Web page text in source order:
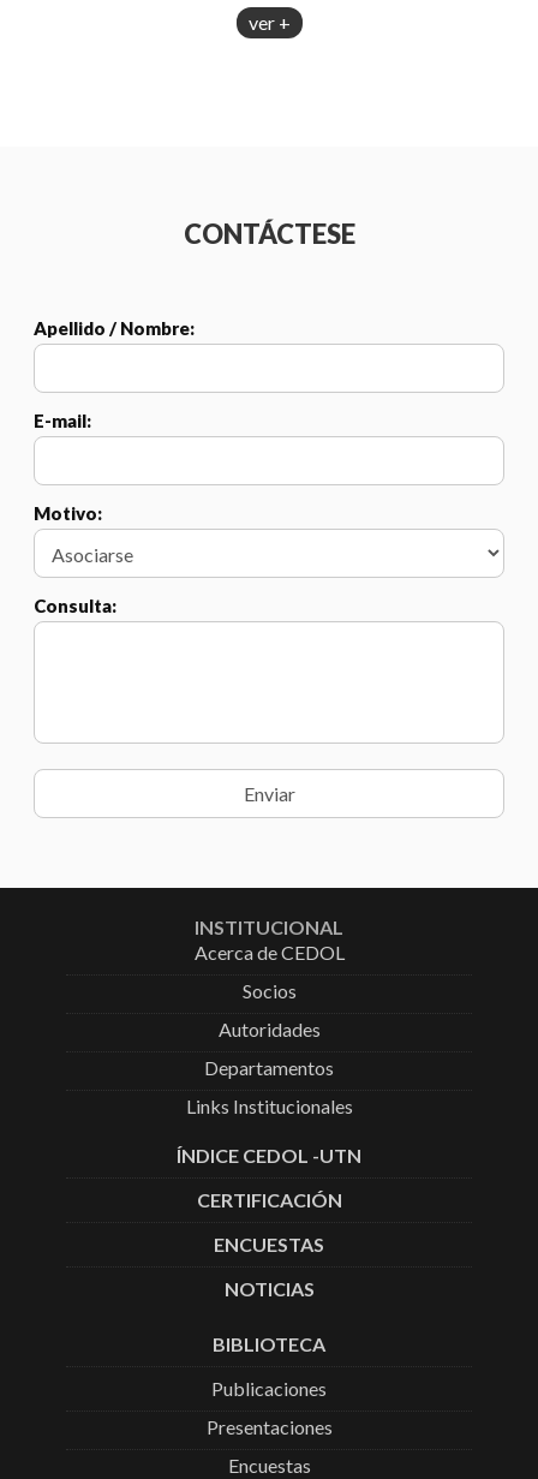
ver +
CONTÁCTESE
Apellido / Nombre:
E-mail:
Motivo:
Consulta:
INSTITUCIONAL
Acerca de CEDOL
Socios
Autoridades
Departamentos
Links Institucionales
ÍNDICE CEDOL -UTN
CERTIFICACIÓN
ENCUESTAS
NOTICIAS
BIBLIOTECA
Publicaciones
Presentaciones
Encuestas